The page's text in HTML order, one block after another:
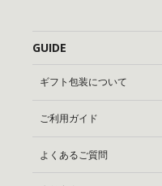
GUIDE
ギフト包装について
ご利用ガイド
よくあるご質問